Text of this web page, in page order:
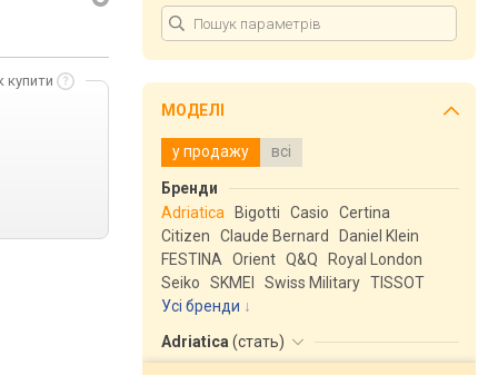
купити
МОДЕЛІ
у продажу всі
Бренди
Adriatica
Bigotti Casio
Certina
Citizen
Claude Bernard
Daniel Klein
FESTINA
Orient Q&Q
Royal London
Seiko
SKMEI Swiss Military TISSOT
Усі бренди
Adriatica (стать)